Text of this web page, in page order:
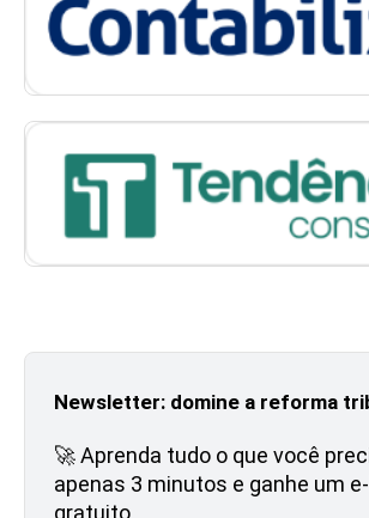
Newsletter: domine a reforma
🚀 Aprenda tudo o que você
apenas 3 minutos e ganhe um
gratuito